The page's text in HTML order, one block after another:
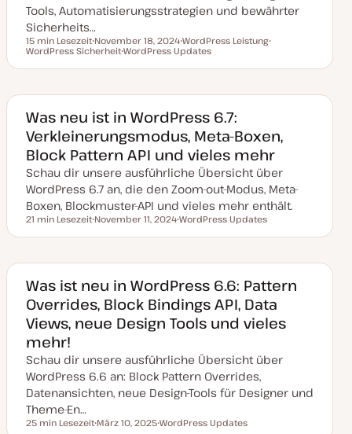
s
e
r
t
Tools, Automatisierungsstrategien und bewährter
Sicherheits…
Lesezeit
15 min Lesezeit
D
t
k
t
u
a
l
i
s
i
e
r
t
November 18, 2024
T
e
WordPress Leistung
e
WordPress Sicherheit
h
WordPress Updates
Was neu ist in WordPress 6.7:
Verkleinerungsmodus, Meta-Boxen,
Block Pattern API und vieles mehr
Schau dir unsere ausführliche Übersicht über
WordPress 6.7 an, die den Zoom-out-Modus, Meta-
Boxen, Blockmuster-API und vieles mehr enthält.
Lesezeit
21 min Lesezeit
a
a
k
t
u
a
l
i
e
r
t
November 11, 2024
h
WordPress Updates
Was ist neu in WordPress 6.6: Pattern
Overrides, Block Bindings API, Data
Views, neue Design Tools und vieles
mehr!
Schau dir unsere ausführliche Übersicht über
WordPress 6.6 an: Block Pattern Overrides,
Datenansichten, neue Design-Tools für Designer und
Theme-En…
Lesezeit
25 min Lesezeit März 10, 2025 WordPress Updates